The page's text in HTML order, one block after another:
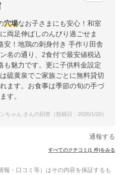
穴場なお子さまにも安心！和室
両足伸ばしのんびり過ごせま
安！地鶏の刺身付き 手作り田舎
名の通り、2食付で最安値税込
も魅力です。更に子供料金設定
硫黄泉でご家族ごとに無料貸切
ます。お食事は季節の旬の手づ
す。
ちゃん さんの回答（投稿日：2026/1/20）
通報する
すべてのクチコミ(1 件)をみる
報・口コミ等）はその内容を保証するも